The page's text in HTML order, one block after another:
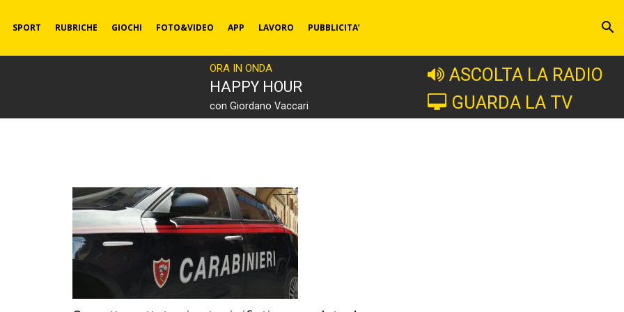
SPORT RUBRICHE GIOCHI FOTO&VIDEO APP LAVORO PUBBLICITA’
ORA IN ONDA
HAPPY HOUR
con Giordano Vaccari
ASCOLTA LA RADIO
GUARDA LA TV